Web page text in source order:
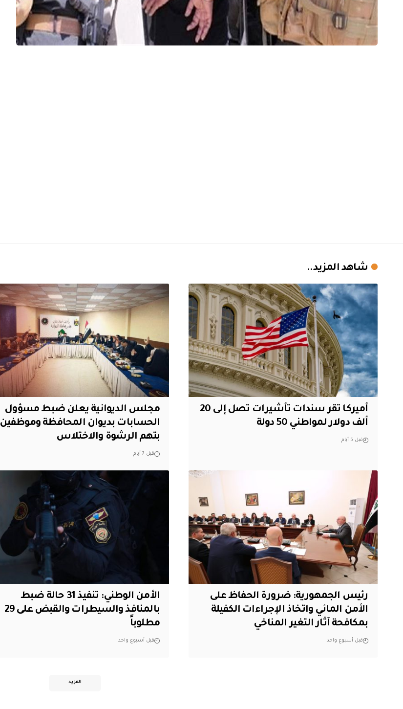
شاهد المزيد..
أميركا تقر سندات تأشيرات تصل إلى 20
ألف دولار لمواطني 50 دولة
قبل 5 أيام
مجلس الديوانية يعلن ضبط مسؤول
الحسابات بديوان المحافظة وموظفين
بتهم الرشوة والاختلاس
قبل 7 أيام
رئيس الجمهورية: ضرورة الحفاظ على
الأمن المائي واتخاذ الإجراءات الكفيلة
بمكافحة آثار التغير المناخي
قبل أسبوع واحد
الأمن الوطني: تنفيذ 31 حالة ضبط
بالمنافذ والسيطرات والقبض على 29
مطلوباً
قبل أسبوع واحد
المزيد